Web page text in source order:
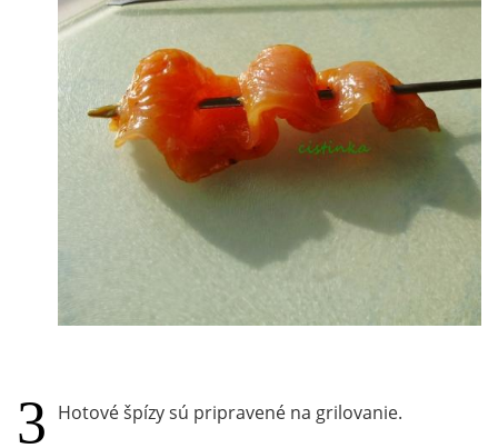
Hotové špízy sú pripravené na grilovanie.